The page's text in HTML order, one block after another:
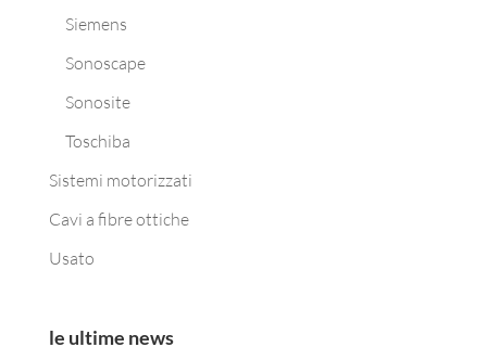
Siemens
Sonoscape
Sonosite
Toschiba
Sistemi motorizzati
Cavi a fibre ottiche
Usato
le ultime news